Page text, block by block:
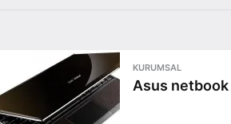
KURUMSAL
Asus